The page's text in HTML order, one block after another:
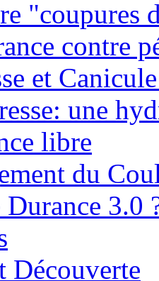
"coupures
contre
et
une
libre
du
Durance 3.0
Découverte